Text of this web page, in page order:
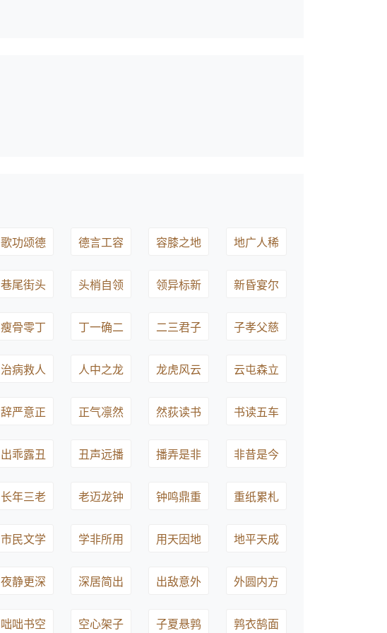
歌功颂德 德言工容 容膝之地 地广人稀
巷尾街头 头梢自领 领异标新 新昏宴尔
瘦骨零丁 丁一确二 二三君子 子孝父慈
治病救人 人中之龙 龙虎风云 云屯森立
辞严意正 正气凛然 然荻读书 书读五车
出乖露丑 丑声远播 播弄是非 非昔是今
长年三老 老迈龙钟 钟鸣鼎重 重纸累札
市民文学 学非所用 用天因地 地平天成
夜静更深 深居简出 出敌意外 外圆内方
咄咄书空 空心架子 子夏悬鹑 鹑衣鹄面